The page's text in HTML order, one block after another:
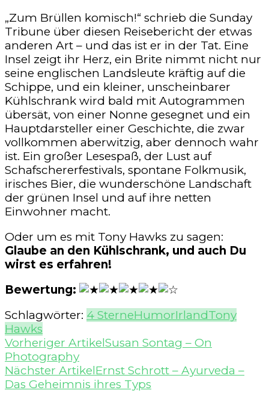
„Zum Brüllen komisch!“ schrieb die Sunday
Tribune über diesen Reisebericht der etwas
anderen Art – und das ist er in der Tat. Eine
Insel zeigt ihr Herz, ein Brite nimmt nicht nur
seine englischen Landsleute kräftig auf die
Schippe, und ein kleiner, unscheinbarer
Kühlschrank wird bald mit Autogrammen
übersät, von einer Nonne gesegnet und ein
Hauptdarsteller einer Geschichte, die zwar
vollkommen aberwitzig, aber dennoch wahr
ist. Ein großer Lesespaß, der Lust auf
Schafschererfestivals, spontane Folkmusik,
irisches Bier, die wunderschöne Landschaft
der grünen Insel und auf ihre netten
Einwohner macht.
Oder um es mit Tony Hawks zu sagen:
Glaube an den Kühlschrank, und auch Du
wirst es erfahren!
Bewertung:
Schlagwörter: 4 SterneHumorIrlandTony
Hawks
Beitragsnavigation
Vorheriger ArtikelSusan Sontag – On
Photography
Nächster ArtikelErnst Schrott – Ayurveda –
Das Geheimnis ihres Typs